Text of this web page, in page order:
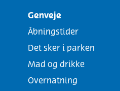
Genveje
Åbningstider
Det sker i parken
Mad og drikke
Overnatning